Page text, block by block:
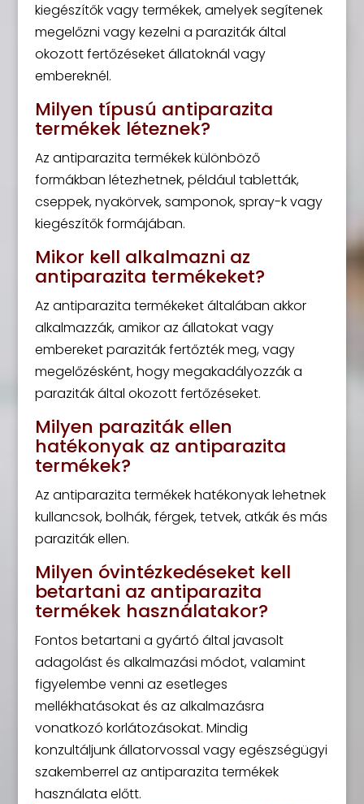
kiegészítők vagy termékek, amelyek segítenek
megelőzni vagy kezelni a paraziták által
okozott fertőzéseket állatoknál vagy
embereknél.
Milyen típusú antiparazita
termékek léteznek?
Az antiparazita termékek különböző
formákban létezhetnek, például tabletták,
cseppek, nyakörvek, samponok, spray-k vagy
kiegészítők formájában.
Mikor kell alkalmazni az
antiparazita termékeket?
Az antiparazita termékeket általában akkor
alkalmazzák, amikor az állatokat vagy
embereket paraziták fertőzték meg, vagy
megelőzésként, hogy megakadályozzák a
paraziták által okozott fertőzéseket.
Milyen paraziták ellen
hatékonyak az antiparazita
termékek?
Az antiparazita termékek hatékonyak lehetnek
kullancsok, bolhák, férgek, tetvek, atkák és más
paraziták ellen.
Milyen óvintézkedéseket kell
betartani az antiparazita
termékek használatakor?
Fontos betartani a gyártó által javasolt
adagolást és alkalmazási módot, valamint
figyelembe venni az esetleges
mellékhatásokat és az alkalmazásra
vonatkozó korlátozásokat. Mindig
konzultáljunk állatorvossal vagy egészségügyi
szakemberrel az antiparazita termékek
használata előtt.